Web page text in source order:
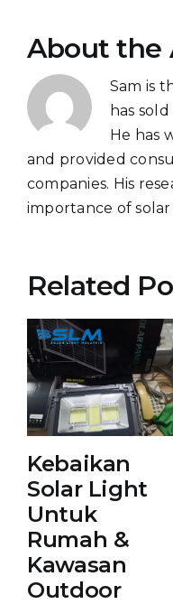
About the
Sam is
has
He has
and provided
companies. His
importance of
Related
Kebaikan
Solar Light
Untuk
Rumah &
Kawasan
Outdoor